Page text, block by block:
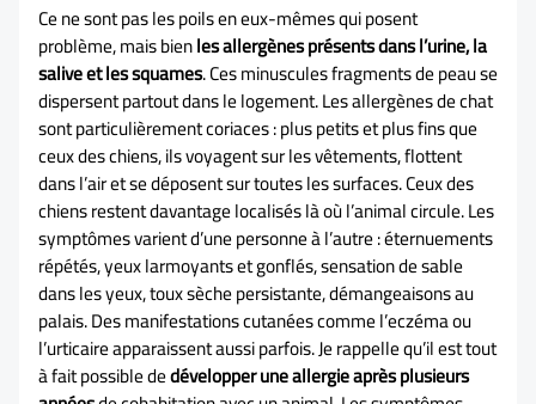
Ce ne sont pas les poils en eux-mêmes qui posent
problème, mais bienles allergènes présents dans l’urine, la
salive et les squames. Ces minuscules fragments de peau se
dispersent partout dans le logement. Les allergènes de chat
sont particulièrement coriaces : plus petits et plus fins que
ceux des chiens, ils voyagent sur les vêtements, flottent
dans l’air et se déposent sur toutes les surfaces. Ceux des
chiens restent davantage localisés là où l’animal circule. Les
symptômes varient d’une personne à l’autre : éternuements
répétés, yeux larmoyants et gonflés, sensation de sable
dans les yeux, toux sèche persistante, démangeaisons au
palais. Des manifestations cutanées comme l’eczéma ou
l’urticaire apparaissent aussi parfois. Je rappelle qu’il est tout
à fait possible dedévelopper une allergie après plusieurs